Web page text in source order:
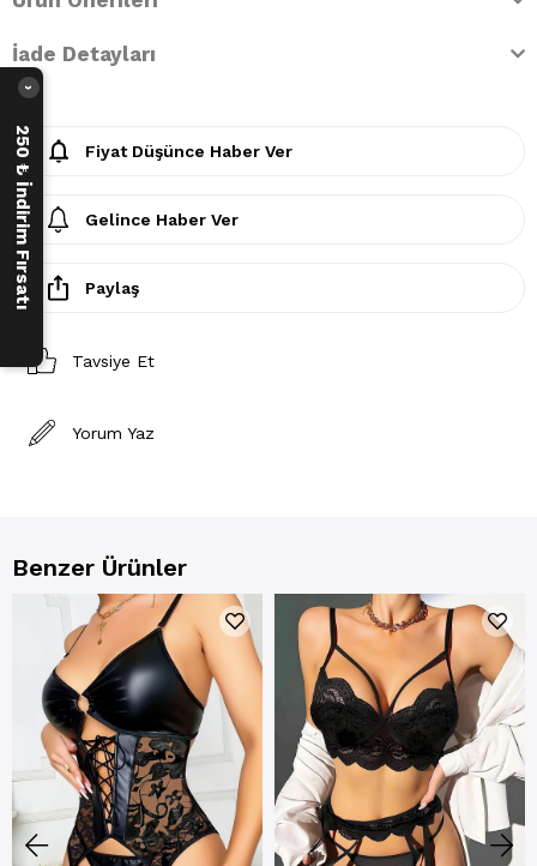
İade Detayları
Fiyat Düşünce Haber Ver
Gelince Haber Ver
Paylaş
Tavsiye Et
Yorum Yaz
Benzer Ürünler
250 ₺ İndirim Fırsatı
›